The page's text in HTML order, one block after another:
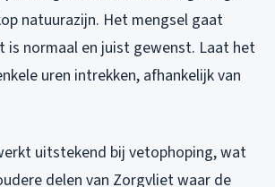
natuurazijn. Het mengsel gaat
is normaal en juist gewenst. Laat het
uren intrekken, afhankelijk van
uitstekend bij vetophoping, wat
delen van Zorgvliet waar de